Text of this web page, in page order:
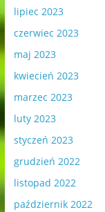
lipiec 2023
czerwiec 2023
maj 2023
kwiecień 2023
marzec 2023
luty 2023
styczeń 2023
grudzień 2022
listopad 2022
październik 2022